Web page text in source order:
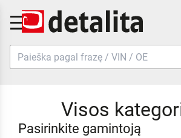
Visos
Pasirinkite gamintoją